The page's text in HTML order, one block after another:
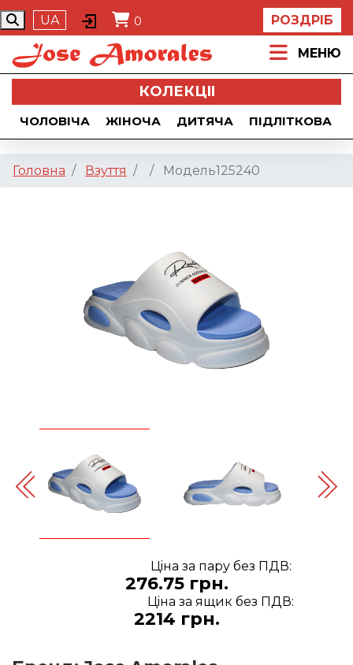
UA 0 РОЗДРІБ
МЕНЮ
КОЛЕКЦII
ЧОЛОВІЧА ЖІНОЧА ДИТЯЧА ПІДЛІТКОВА
Головна Взуття Модель125240
Цiна за пару без ПДВ:
276.75 грн.
Цiна за ящик без ПДВ:
2214 грн.